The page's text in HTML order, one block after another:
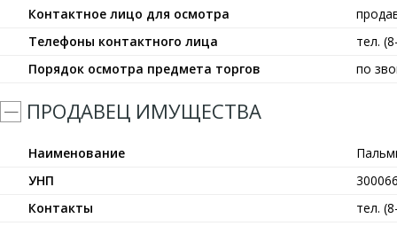
Контактное лицо для осмотра
Телефоны контактного лица
тел.
Порядок осмотра предмета торгов
по
ПРОДАВЕЦ ИМУЩЕСТВА
Наименование
УНП
Контакты
тел.